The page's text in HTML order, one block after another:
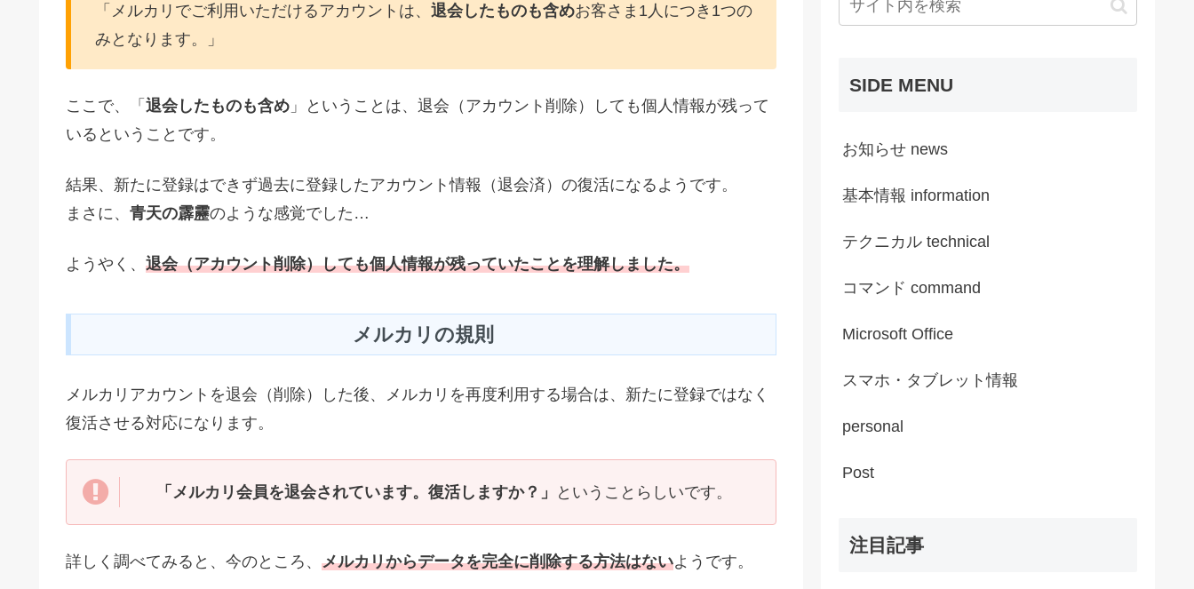
「メルカリでご利用いただけるアカウントは、 退会したものも含めお客さま1人につき1つの
みとなります。」
ここで、「 退会したものも含め 」ということは、退会（アカウント削除）しても個人情報が残って
いるということです。
結果、新たに登録はできず過去に登録したアカウント情報（退会済）の復活になるようです。
まさに、 青天の霹靂のような感覚でした…
ようやく、 退会（アカウント削除）しても個人情報が残っていたことを理解しました。
メルカリの規則
メルカリアカウントを退会（削除）した後、メルカリを再度利用する場合は、新たに登録ではなく
復活させる対応になります。
「メルカリ会員を退会されています。復活しますか？」 ということらしいです。
詳しく調べてみると、今のところ、 メルカリからデータを完全に削除する方法はないようです。
SIDE MENU
お知らせ news
基本情報 information
テクニカル technical
コマンド command
Microsoft Office
スマホ・タブレット情報
personal
Post
注目記事